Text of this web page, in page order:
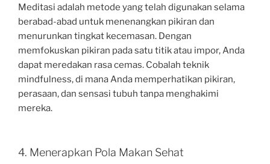
Meditasi adalah metode yang telah digunakan selama
berabad-abad untuk menenangkan pikiran dan
menurunkan tingkat kecemasan. Dengan
memfokuskan pikiran pada satu titik atau impor, Anda
dapat meredakan rasa cemas. Cobalah teknik
mindfulness, di mana Anda memperhatikan pikiran,
perasaan, dan sensasi tubuh tanpa menghakimi
mereka.
4. Menerapkan Pola Makan Sehat